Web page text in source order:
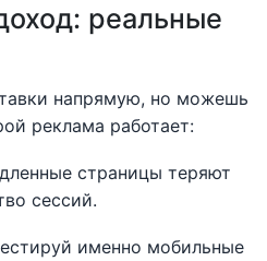
реальные
напрямую, но можешь
реклама работает:
страницы теряют
сессий.
именно мобильные